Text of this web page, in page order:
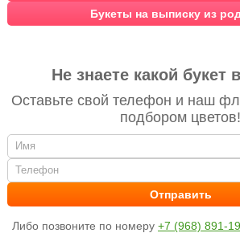
Букеты на выписку из
Не знаете какой букет
Оставьте свой телефон и наш
подбором цветов!
Либо позвоните по номеру +7 (968) 891-